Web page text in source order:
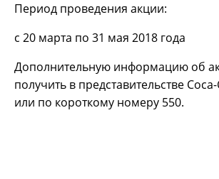
Период проведения акции:
с 20 марта по 31 мая 2018 года
Дополнительную информацию об
получить в представительстве
или по короткому номеру 550.